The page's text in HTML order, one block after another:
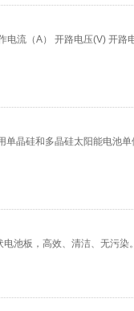
电流（A） 开路电压(V) 开路
单晶硅和多晶硅太阳能电池
池板，高效、清洁、无污染。